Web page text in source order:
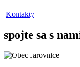
Kontakty
spojte sa s